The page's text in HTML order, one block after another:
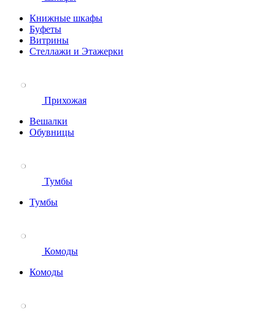
Книжные шкафы
Буфеты
Витрины
Стеллажи и Этажерки
Прихожая
Вешалки
Обувницы
Тумбы
Тумбы
Комоды
Комоды